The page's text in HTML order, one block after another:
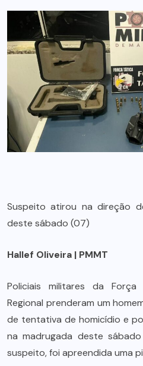
Suspeito atirou na direção
deste sábado (07)
Hallef Oliveira | PMMT
Policiais militares da
Regional prenderam um
de tentativa de homicídio e
na madrugada deste
suspeito, foi apreendida uma